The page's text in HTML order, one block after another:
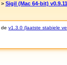
> Sigil (Mac 64-bit) v0.9.11
v1.3.0 (laatste stabiele